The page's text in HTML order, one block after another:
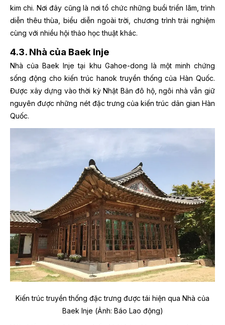
kim chi. Nơi đây cũng là nơi tổ chức những buổi triển lãm, trình
diễn thêu thùa, biểu diễn ngoài trời, chương trình trải nghiệm
cùng với nhiều hội thảo học thuật khác.
4.3. Nhà của Baek Inje
Nhà của Baek Inje tại khu Gahoe-dong là một minh chứng
sống động cho kiến trúc hanok truyền thống của Hàn Quốc.
Được xây dựng vào thời kỳ Nhật Bản đô hộ, ngôi nhà vẫn giữ
nguyên được những nét đặc trưng của kiến trúc dân gian Hàn
Quốc.
Kiến trúc truyền thống đặc trưng được tái hiện qua Nhà của
Baek Inje (Ảnh: Báo Lao động)